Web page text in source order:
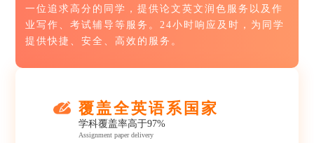
一位追求高分的同学，提供论文英文润色服务以及作
业写作、考试辅导等服务。24小时响应及时，为同学
提供快捷、安全、高效的服务。
覆盖全英语系国家
学科覆盖率高于97%
Assignment paper delivery